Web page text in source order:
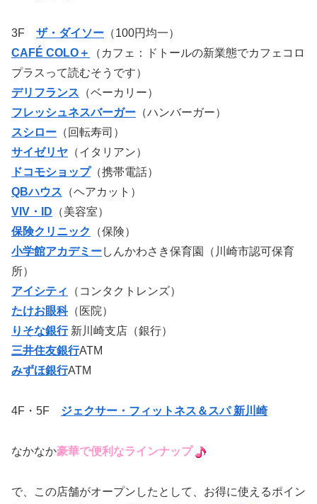
3F ザ・ダイソー （100円均一）
CAFÉ COLO＋
（カフェ：ドトールの新業態でカフェコロ
プラスって読むそうです）
デリフランス （ベーカリー）
フレッシュネスバーガー （ハンバーガー）
スシロー （回転寿司）
サイゼリヤ （イタリアン）
ドコモショップ（携帯電話）
QBハウス （ヘアカット）
VIV・ID （美容室）
保険クリニック
（保険）
小学館アカデミーしんかわさき保育園（川崎市認可保育
所）
アイシティ
（コンタクトレンズ）
たけお眼科（医院）
りそな銀行新川崎支店（銀行）
三井住友銀行ATM
みずほ銀行ATM
4F・5F ジェクサー・フィットネス＆スパ 新川崎
なかなか豪華で便利なラインナップ
で、この店舗がオープンしたとして、お得に使えるポイン